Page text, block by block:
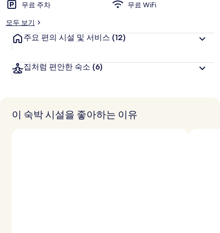
무료 주차
무료 WiFi
모두 보기
주요 편의 시설 및 서비스 (12)
집처럼 편안한 숙소 (6)
이 숙박 시설을 좋아하는 이유